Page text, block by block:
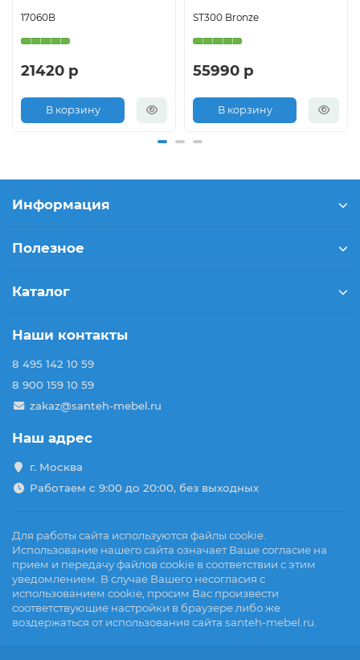
17060B
21420 р
В корзину
ST300 Bronze
55990 р
В корзину
Информация
Полезное
Каталог
Наши контакты
8 495 142 10 59
8 900 159 10 59
zakaz@santeh-mebel.ru
Наш адрес
г. Москва
Работаем с 9:00 до 20:00, без выходных
Для работы сайта используются файлы cookie.
Использование нашего сайта означает Ваше согласие на
прием и передачу файлов cookie в соответствии с этим
уведомлением. В случае Вашего несогласия с
использованием cookie, просим Вас произвести
соответствующие настройки в браузере либо же
воздержаться от использования сайта santeh-mebel.ru.